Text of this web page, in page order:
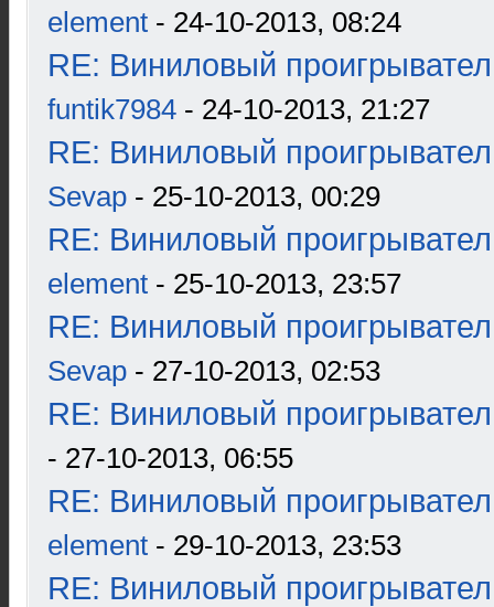
element - 24-10-2013, 08:24
RE: Виниловый
funtik7984 - 24-10-2013, 21:27
RE: Виниловый
Sevap - 25-10-2013, 00:29
RE: Виниловый
element - 25-10-2013, 23:57
RE: Виниловый
Sevap - 27-10-2013, 02:53
RE: Виниловый
- 27-10-2013, 06:55
RE: Виниловый
element - 29-10-2013, 23:53
RE: Виниловый